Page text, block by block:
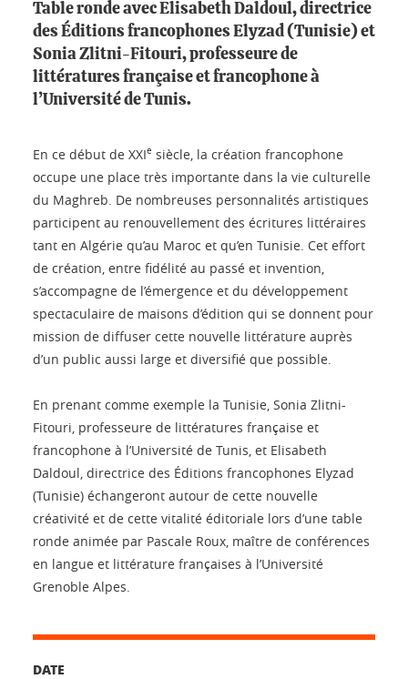
Table ronde avec Elisabeth Daldoul, directrice
des Éditions francophones Elyzad (Tunisie) et
Sonia Zlitni-Fitouri, professeure de
littératures française et francophone à
l’Université de Tunis.
En ce début de XXIe siècle, la création francophone
occupe une place très importante dans la vie culturelle
du Maghreb. De nombreuses personnalités artistiques
participent au renouvellement des écritures littéraires
tant en Algérie qu’au Maroc et qu’en Tunisie. Cet effort
de création, entre fidélité au passé et invention,
s’accompagne de l’émergence et du développement
spectaculaire de maisons d’édition qui se donnent pour
mission de diffuser cette nouvelle littérature auprès
d’un public aussi large et diversifié que possible.
En prenant comme exemple la Tunisie, Sonia Zlitni-
Fitouri, professeure de littératures française et
francophone à l’Université de Tunis, et Elisabeth
Daldoul, directrice des Éditions francophones Elyzad
(Tunisie) échangeront autour de cette nouvelle
créativité et de cette vitalité éditoriale lors d’une table
ronde animée par Pascale Roux, maître de conférences
en langue et littérature françaises à l’Université
Grenoble Alpes.
DATE